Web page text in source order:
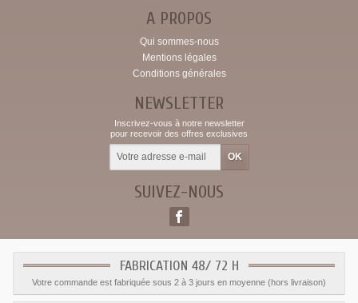
A PROPOS
Qui sommes-nous
Mentions légales
Conditions générales
NEWSLETTER
Inscrivez-vous à notre newsletter
pour recevoir des offres exclusives
SUIVEZ-NOUS
FABRICATION 48/ 72 H
Votre commande est fabriquée sous 2 à 3 jours en moyenne (hors livraison)